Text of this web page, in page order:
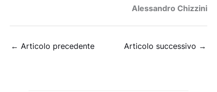
Alessandro Chizzini
← Articolo precedente Articolo successivo →